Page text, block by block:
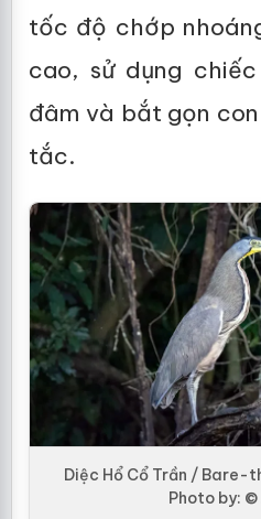
tốc độ chớp
cao, sử dụng
đâm và bắt gọn
tắc.
Diệc Hổ Cổ Trần /
Photo by: ©